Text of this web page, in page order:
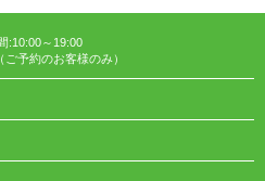
:10:00～19:00
予約のお客様のみ）